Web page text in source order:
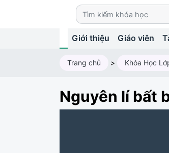
Giới thiệu Giáo viên
Trang chủ > Khóa Học
Nguyên lí bất